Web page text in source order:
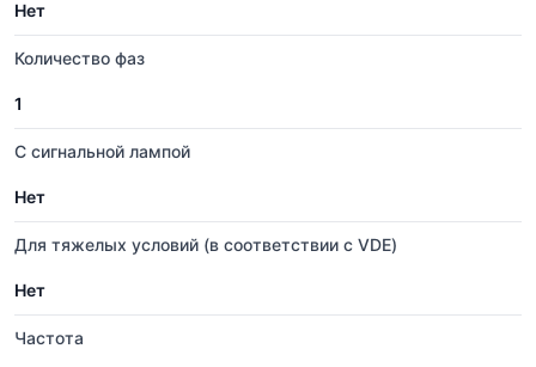
Нет
Количество фаз
1
С сигнальной лампой
Нет
Для тяжелых условий (в соответствии с VDE)
Нет
Частота